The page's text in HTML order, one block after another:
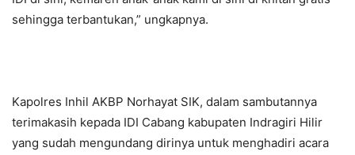
sehingga terbantukan,” ungkapnya.
Kapolres Inhil AKBP Norhayat SIK, dalam sambutannya
terimakasih kepada IDI Cabang kabupaten Indragiri Hilir
yang sudah mengundang dirinya untuk menghadiri acara